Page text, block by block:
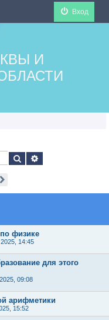
Вход
И
Поиск
физике
14:45
для этого
09:08
арифметики
15:52